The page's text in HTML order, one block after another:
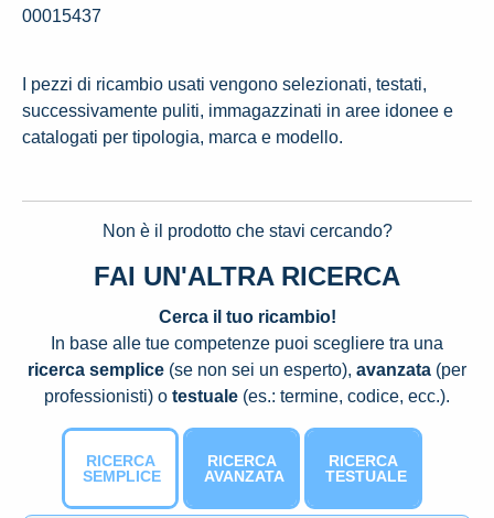
00015437
I pezzi di ricambio usati vengono selezionati, testati,
successivamente puliti, immagazzinati in aree idonee e
catalogati per tipologia, marca e modello.
Non è il prodotto che stavi cercando?
FAI UN'ALTRA RICERCA
Cerca il tuo ricambio!
In base alle tue competenze puoi scegliere tra una
ricerca semplice (se non sei un esperto), avanzata (per
professionisti) o testuale (es.: termine, codice, ecc.).
RICERCA
SEMPLICE
RICERCA
AVANZATA
RICERCA
TESTUALE